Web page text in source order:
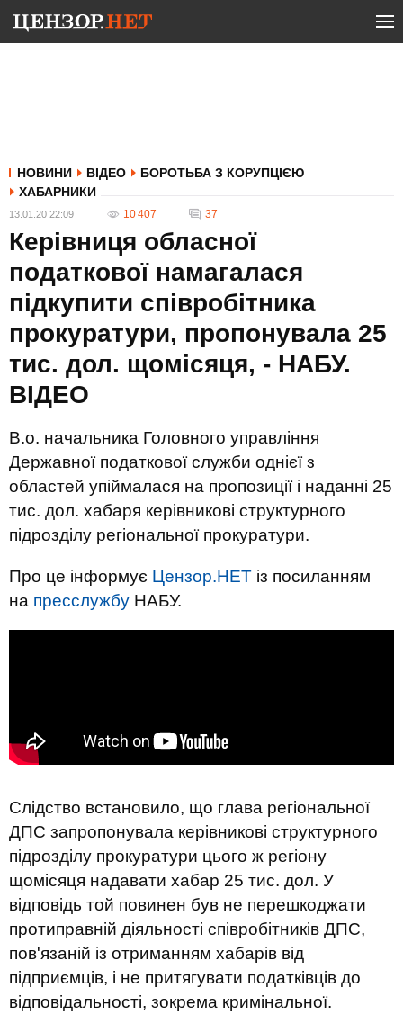
НОВИНИ ВІДЕО
БОРОТЬБА З КОРУПЦІЄЮ
ХАБАРНИКИ
13.01.20 22:09 10 407 37
Керівниця обласної
податкової намагалася
підкупити співробітника
прокуратури, пропонувала 25
тис. дол. щомісяця, - НАБУ.
ВIДЕО
В.о. начальника Головного управління
Державної податкової служби однієї з
областей упіймалася на пропозиції і наданні 25
тис. дол. хабаря керівникові структурного
підрозділу регіональної прокуратури.
Про це інформує Цензор.НЕТ із посиланням
на пресслужбу НАБУ.
Слідство встановило, що глава регіональної
ДПС запропонувала керівникові структурного
підрозділу прокуратури цього ж регіону
щомісяця надавати хабар 25 тис. дол. У
відповідь той повинен був не перешкоджати
протиправній діяльності співробітників ДПС,
пов'язаній із отриманням хабарів від
підприємців, і не притягувати податківців до
відповідальності, зокрема кримінальної.